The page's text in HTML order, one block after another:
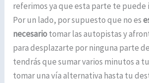
referimos ya que esta parte te puede
Por un lado, por supuesto que no es
necesariotomar las autopistas y
para desplazarte por ninguna parte
tendrás que sumar varios minutos a
tomar una vía alternativa hasta tu